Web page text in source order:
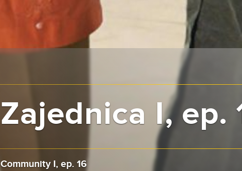
Zajednica I, ep.
Community I, ep. 16